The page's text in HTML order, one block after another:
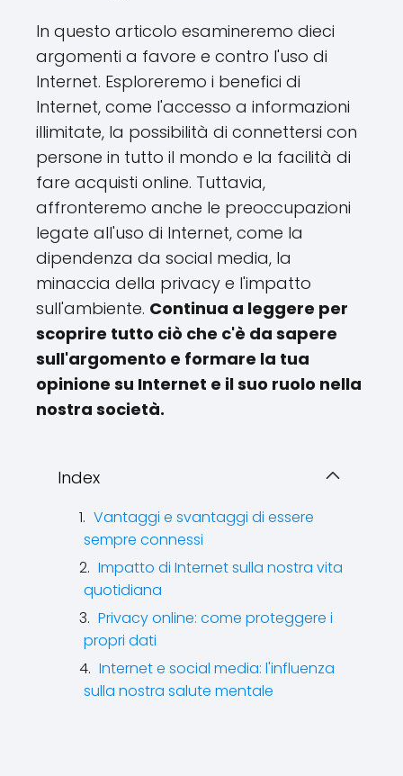
In questo articolo esamineremo dieci
argomenti a favore e contro l'uso di
Internet. Esploreremo i benefici di
Internet, come l'accesso a informazioni
illimitate, la possibilità di connettersi con
persone in tutto il mondo e la facilità di
fare acquisti online. Tuttavia,
affronteremo anche le preoccupazioni
legate all'uso di Internet, come la
dipendenza da social media, la
minaccia della privacy e l'impatto
sull'ambiente. Continua a leggere per
scoprire tutto ciò che c'è da sapere
sull'argomento e formare la tua
opinione su Internet e il suo ruolo nella
nostra società.
Index
Vantaggi e svantaggi di essere
sempre connessi
Impatto di Internet sulla nostra vita
quotidiana
Privacy online: come proteggere i
propri dati
Internet e social media: l'influenza
sulla nostra salute mentale